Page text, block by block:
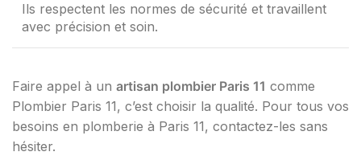
Ils respectent les normes de sécurité et travaillent
avec précision et soin.
Faire appel à un artisan plombier Paris 11 comme
Plombier Paris 11, c’est choisir la qualité. Pour tous vos
besoins en plomberie à Paris 11, contactez-les sans
hésiter.